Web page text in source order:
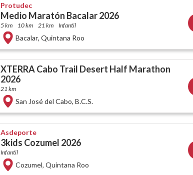
Protudec
Medio Maratón Bacalar 2026
5 km 10 km 21 km Infantil
Bacalar, Quintana Roo
XTERRA Cabo Trail Desert Half Marathon
2026
21 km
San José del Cabo, B.C.S.
Asdeporte
3kids Cozumel 2026
Infantil
Cozumel, Quintana Roo